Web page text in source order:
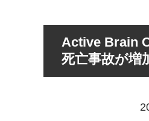
Active Brain
死亡事故が増